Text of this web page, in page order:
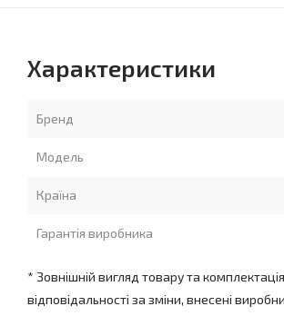
Характеристики
Бренд
Модель
Країна
Гарантія виробника
* Зовнішній вигляд товару та
відповідальності за зміни, внесені